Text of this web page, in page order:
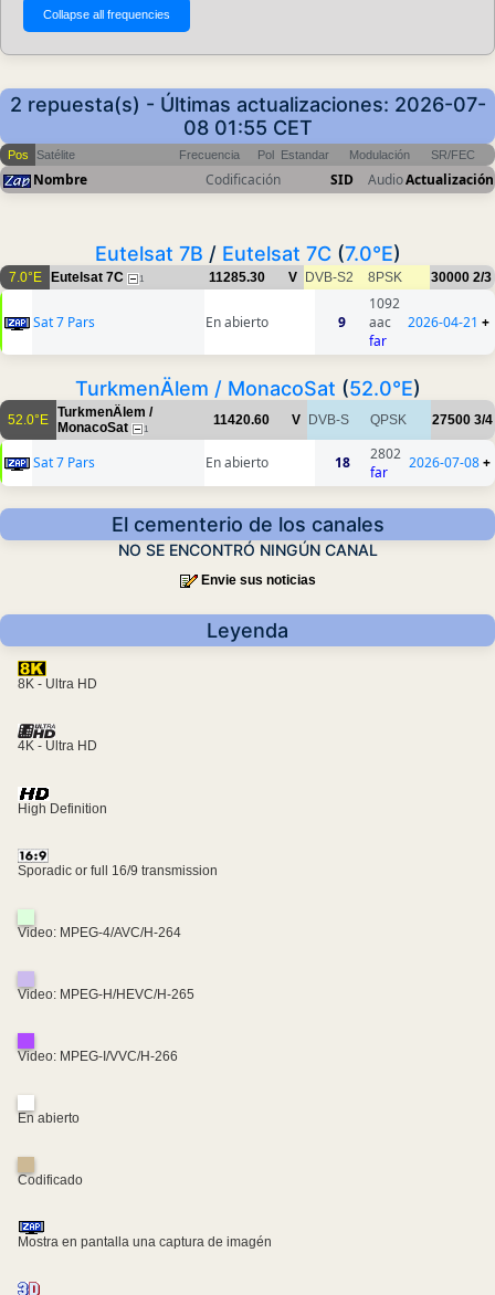
2 repuesta(s) - Últimas actualizaciones: 2026-07-
08 01:55 CET
Pos Satélite Frecuencia Pol Estandar Modulación SR/FEC
Nombre Codificación SID AudioActualización
Eutelsat 7B / Eutelsat 7C (7.0°E)
7.0°E Eutelsat 7C 1 11285.30 V DVB-S2 8PSK 30000 2/3
Sat 7 Pars En abierto 9
1092
aac
far
2026-04-21 +
TurkmenÄlem / MonacoSat (52.0°E)
52.0°E TurkmenÄlem /
MonacoSat
1
11420.60 V DVB-S QPSK 27500 3/4
Sat 7 Pars En abierto 18
2802
far
2026-07-08+
El cementerio de los canales
NO SE ENCONTRÓ NINGÚN CANAL
Envie sus noticias
Leyenda
8K - Ultra HD
4K - Ultra HD
High Definition
Sporadic or full 16/9 transmission
Video: MPEG-4/AVC/H-264
Video: MPEG-H/HEVC/H-265
Video: MPEG-I/VVC/H-266
En abierto
Codificado
Mostra en pantalla una captura de imagén